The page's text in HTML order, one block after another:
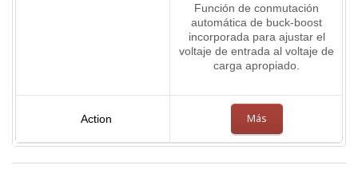
Función de conmutación
automática de buck-boost
incorporada para ajustar el
voltaje de entrada al voltaje de
carga apropiado.
Más